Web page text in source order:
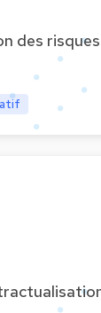
des risques